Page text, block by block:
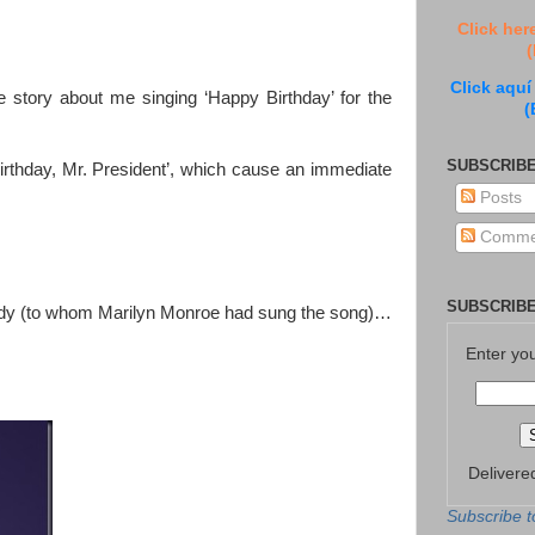
about me singing ‘Happy Birthday’ for the
Mr. President’, which cause an immediate
(to whom Marilyn Monroe had sung the song)…
Click
Click aquí
Posts
Enter
Subscribe